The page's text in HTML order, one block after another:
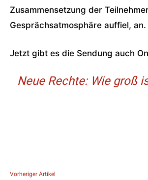
Zusammensetzung der
Gesprächsatmosphäre auffiel, an.
Jetzt gibt es die Sendung auch
Neue Rechte: Wie groß
Vorheriger Artikel